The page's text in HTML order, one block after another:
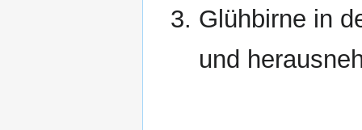
Glühbirne in
und